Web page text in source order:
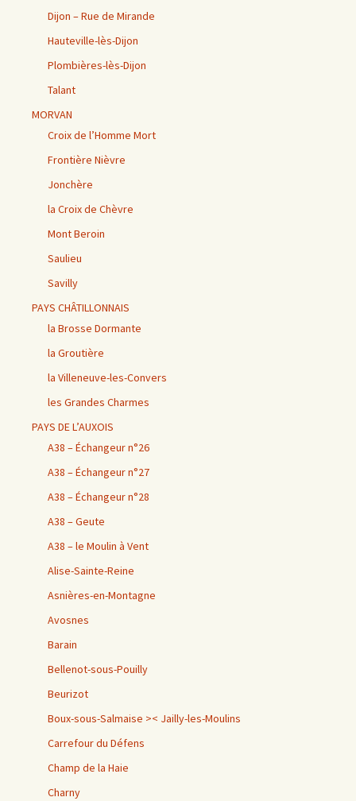
Dijon – Rue de Mirande
Hauteville-lès-Dijon
Plombières-lès-Dijon
Talant
MORVAN
Croix de l’Homme Mort
Frontière Nièvre
Jonchère
la Croix de Chèvre
Mont Beroin
Saulieu
Savilly
PAYS CHÂTILLONNAIS
la Brosse Dormante
la Groutière
la Villeneuve-les-Convers
les Grandes Charmes
PAYS DE L’AUXOIS
A38 – Échangeur n°26
A38 – Échangeur n°27
A38 – Échangeur n°28
A38 – Geute
A38 – le Moulin à Vent
Alise-Sainte-Reine
Asnières-en-Montagne
Avosnes
Barain
Bellenot-sous-Pouilly
Beurizot
Boux-sous-Salmaise >< Jailly-les-Moulins
Carrefour du Défens
Champ de la Haie
Charny